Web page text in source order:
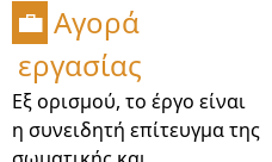
💼 Αγορά
εργασίας
Εξ ορισμού, το έργο είναι
η συνειδητή επίτευγμα της